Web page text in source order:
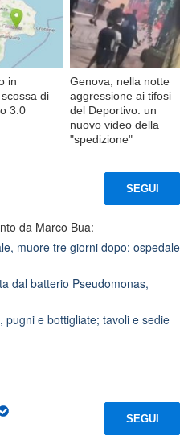
in
di
3.0
Genova, nella notte
aggressione ai tifosi
del Deportivo: un
nuovo video della
"spedizione"
SEGUI
da Marco Bua:
muore tre giorni dopo: ospedale
dal batterio Pseudomonas,
pugni e bottigliate; tavoli e sedie
SEGUI